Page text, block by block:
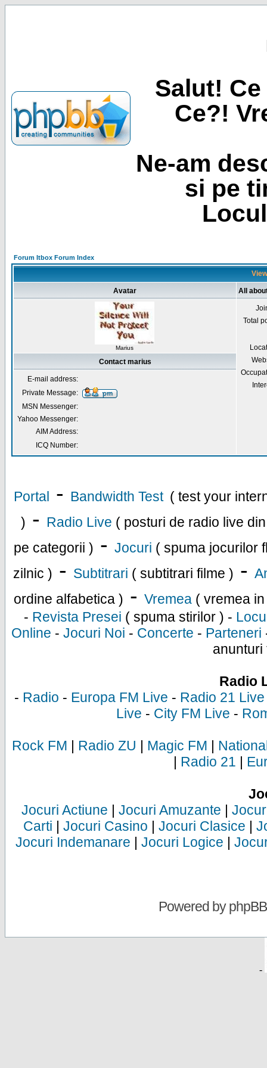
Salut!
Ce?!
Ne-am
si pe
Forum Itbox Forum Index
Avatar All
Marius
Total
Contact marius
E-mail address:
Private Message:
MSN Messenger:
Yahoo Messenger:
AIM Address:
ICQ Number:
Portal - Bandwidth Test ( test your
) - Radio Live ( posturi de radio live
pe categorii ) - Jocuri ( spuma jocurilor
zilnic ) - Subtitrari ( subtitrari filme ) -
ordine alfabetica ) - Vremea ( vremea
- Revista Presei ( spuma stirilor ) -
Online - Jocuri Noi - Concerte - Parteneri
anunturi
Radio
- Radio - Europa FM Live - Radio 21 Live
Live - City FM Live -
Rock FM | Radio ZU | Magic FM |
| Radio 21 |
Jocuri Actiune | Jocuri Amuzante |
Carti | Jocuri Casino | Jocuri Clasice |
Jocuri Indemanare | Jocuri Logice |
Powered byphpBB
-